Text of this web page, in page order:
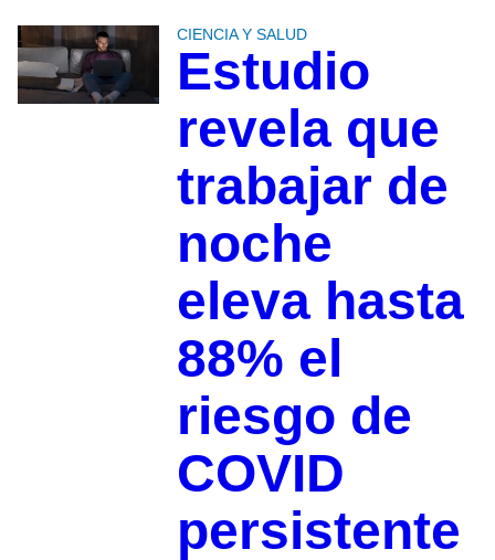
CIENCIA Y SALUD
Estudio
revela que
trabajar de
noche
eleva hasta
88% el
riesgo de
COVID
persistente